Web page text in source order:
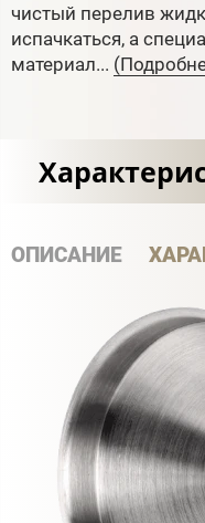
чистый перелив
испачкаться, а
материал...
ОПИСАНИЕ